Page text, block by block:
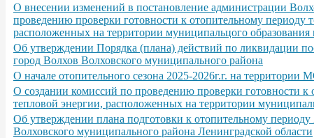
О внесении изменений в постановление администрации
проведению проверки готовности к отопительному периоду
расположенных на территории муниципальцого
Об утверждении Порядка (плана) действий по ликвидации
город Волхов Волховского муниципального района
О начале отопительного сезона 2025-2026г.г. на территории
О создании комиссий по проведению проверки готовности
тепловой энергии, расположенных на территории
Об утверждении плана подготовки к отопительному
Волховского муниципального района Ленинградской области